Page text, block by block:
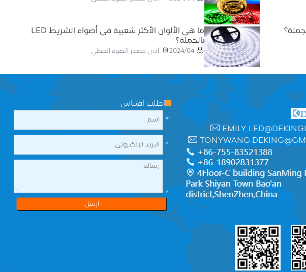
ما هي الألوان الأكثر شعبية في أضواء الشريط LED
بالجملة؟
2024/04 أدى مصدر الضوء الخطي
اطلب اقتباس
*
*
*
ارسل